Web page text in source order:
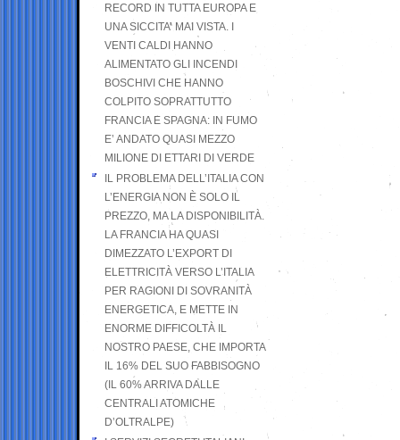
RECORD IN TUTTA EUROPA E
UNA SICCITA’ MAI VISTA. I
VENTI CALDI HANNO
ALIMENTATO GLI INCENDI
BOSCHIVI CHE HANNO
COLPITO SOPRATTUTTO
FRANCIA E SPAGNA: IN FUMO
E’ ANDATO QUASI MEZZO
MILIONE DI ETTARI DI VERDE
IL PROBLEMA DELL’ITALIA CON
L’ENERGIA NON È SOLO IL
PREZZO, MA LA DISPONIBILITÀ.
LA FRANCIA HA QUASI
DIMEZZATO L’EXPORT DI
ELETTRICITÀ VERSO L’ITALIA
PER RAGIONI DI SOVRANITÀ
ENERGETICA, E METTE IN
ENORME DIFFICOLTÀ IL
NOSTRO PAESE, CHE IMPORTA
IL 16% DEL SUO FABBISOGNO
(IL 60% ARRIVA DALLE
CENTRALI ATOMICHE
D’OLTRALPE)